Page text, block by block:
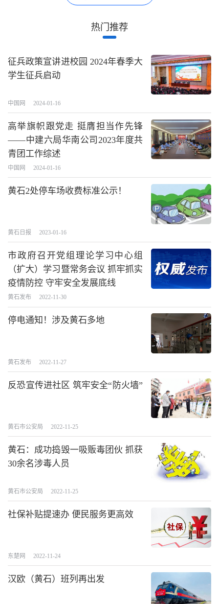
热门推荐
征兵政策宣讲进校园 2024年春季大
学生征兵启动
中国网 2024-01-16
高举旗帜跟党走 挺膺担当作先锋
——中建六局华南公司2023年度共
青团工作综述
中国网 2024-01-16
黄石2处停车场收费标准公示！
黄石日报 2023-01-16
市政府召开党组理论学习中心组
（扩大）学习暨常务会议 抓牢抓实
疫情防控 守牢安全发展底线
黄石发布 2022-11-30
停电通知！涉及黄石多地
黄石发布 2022-11-27
反恐宣传进社区 筑牢安全“防火墙”
黄石市公安局 2022-11-25
黄石：成功捣毁一吸贩毒团伙 抓获
30余名涉毒人员
黄石市公安局 2022-11-25
社保补贴提速办 便民服务更高效
东楚网 2022-11-24
汉欧（黄石）班列再出发